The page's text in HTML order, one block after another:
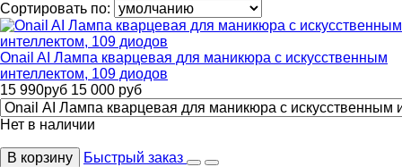
Сортировать по:
Onail AI Лампа кварцевая для маникюра с искусственным
интеллектом, 109 диодов
15 990руб 15 000 руб
Нет в наличии
В корзину Быстрый заказ